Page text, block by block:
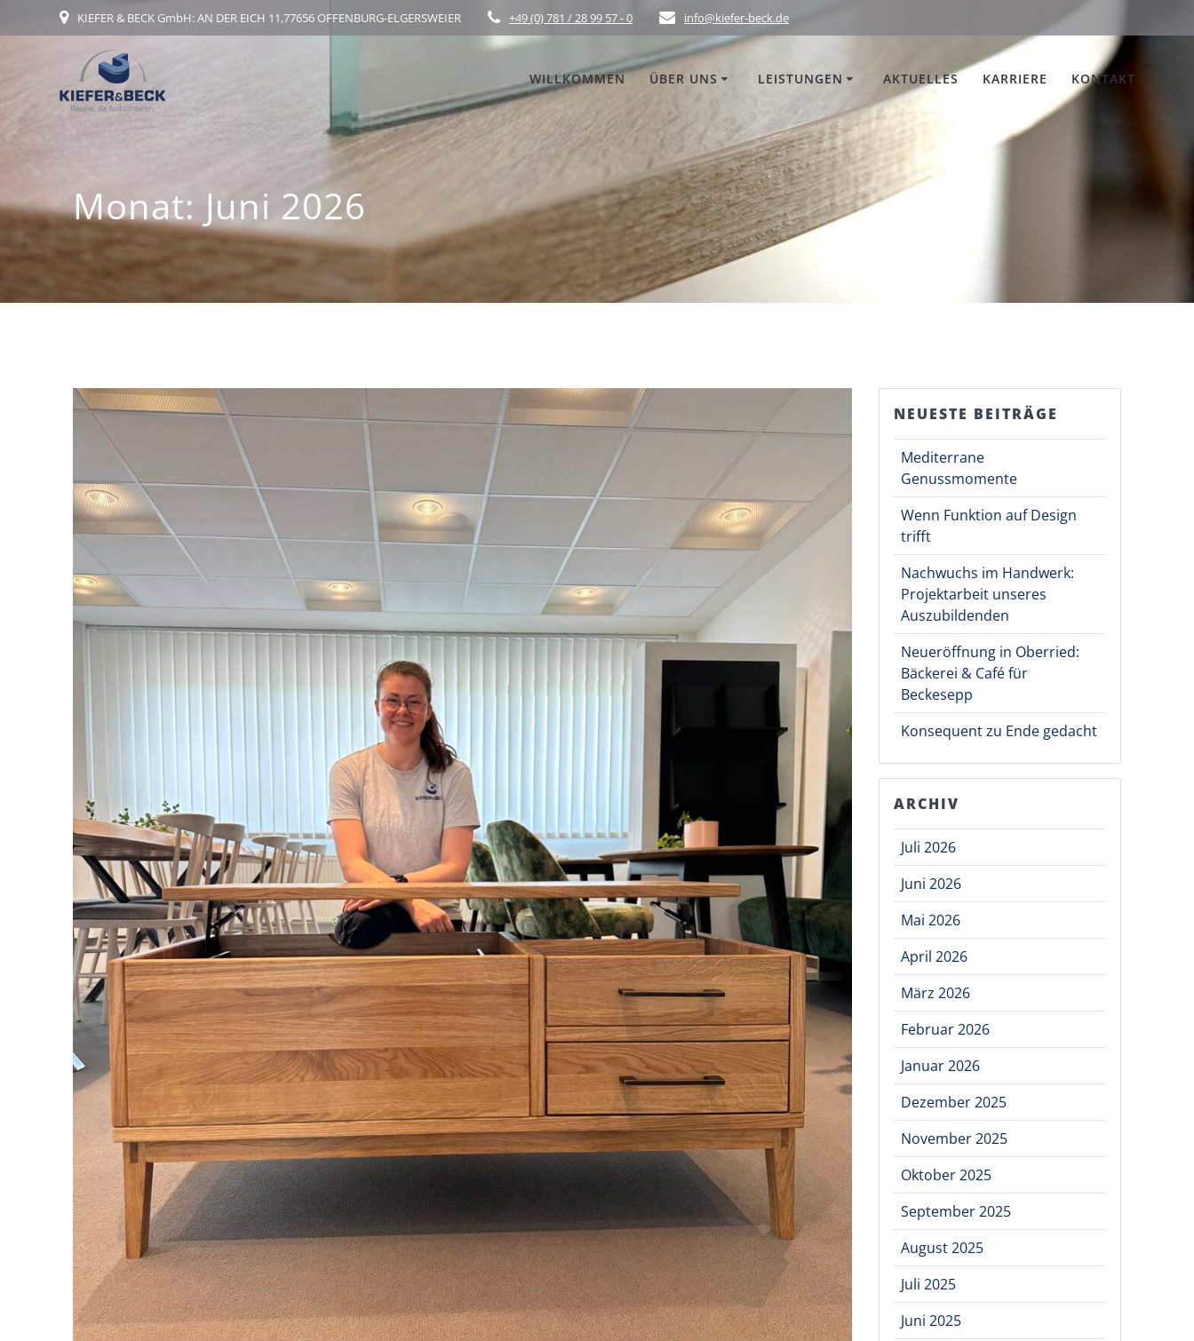
Inhalt
KIEFER & BECK GmbH: AN DER EICH 11,77656 OFFENBURG-ELGERSWEIER +49 (0) 781 / 28 99 57 - 0 info@kiefer-beck.de
WILLKOMMEN ÜBER UNS LEISTUNGEN AKTUELLES KARRIERE KONTAKT
Monat: Juni 2026
NEUESTE BEITRÄGE
Mediterrane
Genussmomente
Wenn Funktion auf Design
trifft
Nachwuchs im Handwerk:
Projektarbeit unseres
Auszubildenden
Neueröffnung in Oberried:
Bäckerei & Café für
Beckesepp
Konsequent zu Ende gedacht
ARCHIV
Juli 2026
Juni 2026
Mai 2026
April 2026
März 2026
Februar 2026
Januar 2026
Dezember 2025
November 2025
Oktober 2025
September 2025
August 2025
Juli 2025
Juni 2025